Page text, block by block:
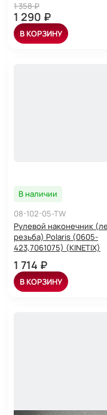
1 358 ₽
1 290 ₽
В КОРЗИНУ
В наличии
08-102-05-TW
Рулевой наконечник
резьба) Polaris (0605-
423,7061075) (KINETIX)
1 714 ₽
В КОРЗИНУ